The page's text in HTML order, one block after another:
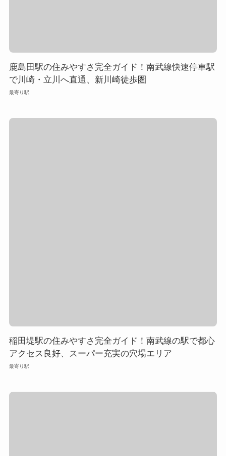
鹿島田駅の住みやすさ完全ガイド！南武線快速停車駅
で川崎・立川へ直通、新川崎徒歩圏
最寄り駅
稲田堤駅の住みやすさ完全ガイド！南武線の駅で都心
アクセス良好、スーパー充実の穴場エリア
最寄り駅